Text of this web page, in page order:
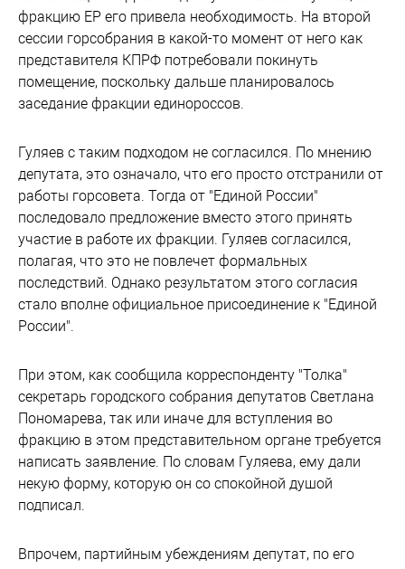
фракцию ЕР его привела необходимость. На второй
сессии горсобрания в какой-то момент от него как
представителя КПРФ потребовали покинуть
помещение, поскольку дальше планировалось
заседание фракции единороссов.
Гуляев с таким подходом не согласился. По мнению
депутата, это означало, что его просто отстранили от
работы горсовета. Тогда от "Единой России"
последовало предложение вместо этого принять
участие в работе их фракции. Гуляев согласился,
полагая, что это не повлечет формальных
последствий. Однако результатом этого согласия
стало вполне официальное присоединение к "Единой
России".
При этом, как сообщила корреспонденту "Толка"
секретарь городского собрания депутатов Светлана
Пономарева, так или иначе для вступления во
фракцию в этом представительном органе требуется
написать заявление. По словам Гуляева, ему дали
некую форму, которую он со спокойной душой
подписал.
Впрочем, партийным убеждениям депутат, по его